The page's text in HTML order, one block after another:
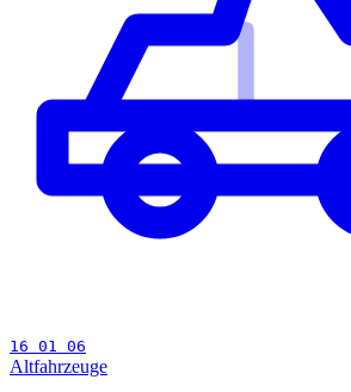
16 01 06
Altfahrzeuge